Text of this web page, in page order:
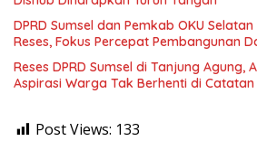
DPRD Sumsel dan Pemkab OKU
Reses, Fokus Percepat Pembangunan
Reses DPRD Sumsel di Tanjung Agung,
Aspirasi Warga Tak Berhenti di Catatan
Post Views: 133